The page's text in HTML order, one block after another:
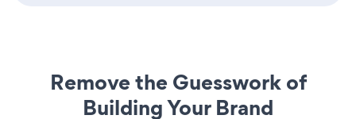
Remove the Guesswork of
Building Your Brand